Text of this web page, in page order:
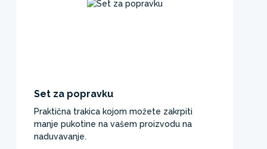
Set za popravku
Praktična trakica kojom možete zakrpiti
manje pukotine na vašem proizvodu na
naduvavanje.